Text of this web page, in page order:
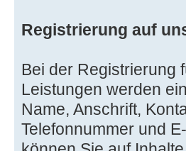
Registrierung auf
Bei der Registrierung
Leistungen werden
Name, Anschrift,
Telefonnummer und